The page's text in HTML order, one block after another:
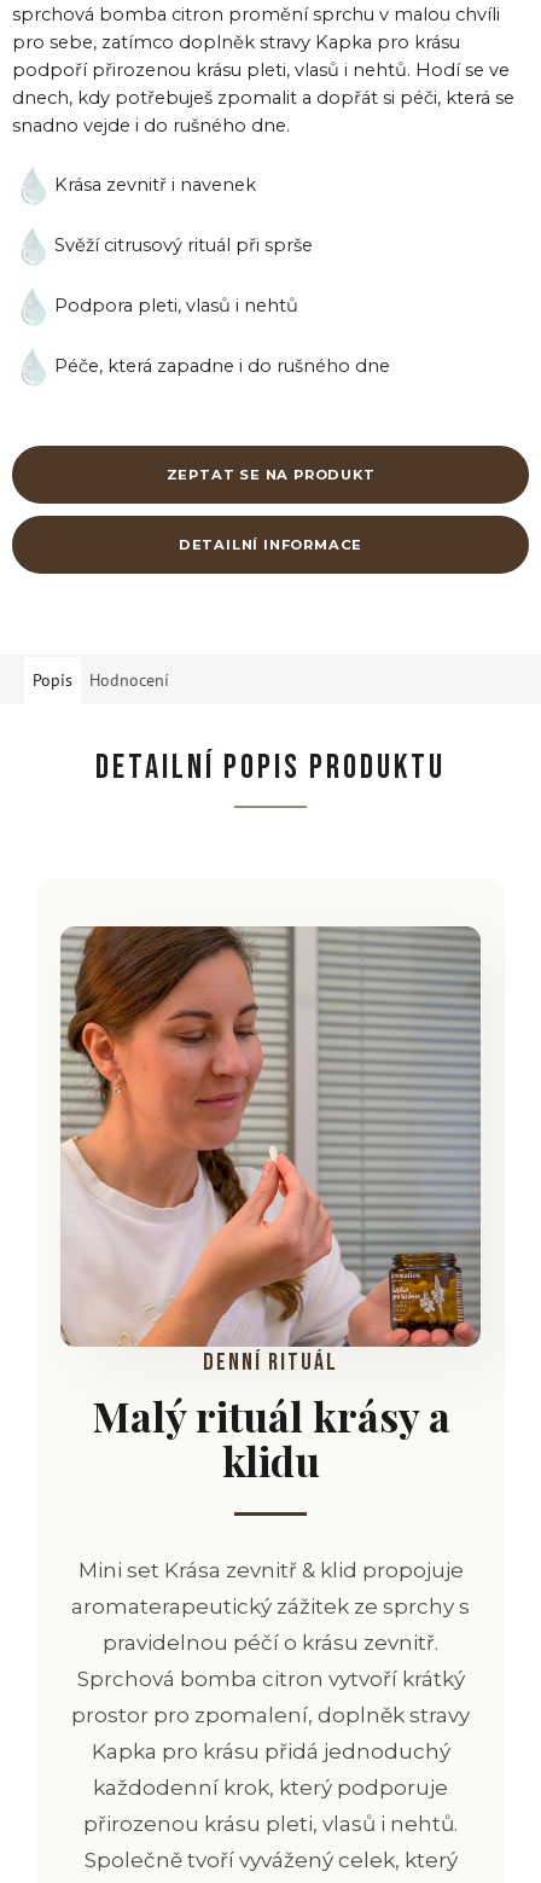
sprchová bomba citron promění sprchu v malou chvíli
pro sebe, zatímco doplněk stravy Kapka pro krásu
podpoří přirozenou krásu pleti, vlasů i nehtů. Hodí se ve
dnech, kdy potřebuješ zpomalit a dopřát si péči, která se
snadno vejde i do rušného dne.
Krása zevnitř i navenek
Svěží citrusový rituál při sprše
Podpora pleti, vlasů i nehtů
Péče, která zapadne i do rušného dne
ZEPTAT SE NA PRODUKT
DETAILNÍ INFORMACE
Popis Hodnocení
DETAILNÍ POPIS PRODUKTU
DENNÍ RITUÁL
Malý rituál krásy a
klidu
Mini set Krása zevnitř & klid propojuje
aromaterapeutický zážitek ze sprchy s
pravidelnou péčí o krásu zevnitř.
Sprchová bomba citron vytvoří krátký
prostor pro zpomalení, doplněk stravy
Kapka pro krásu přidá jednoduchý
každodenní krok, který podporuje
přirozenou krásu pleti, vlasů i nehtů.
Společně tvoří vyvážený celek, který